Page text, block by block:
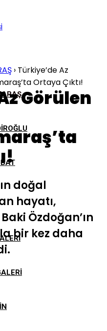
› Türkiye’de Az
Ortaya Çıktı!
Görülen
doğal
hayatı,
Özdoğan’ın
bir kez daha